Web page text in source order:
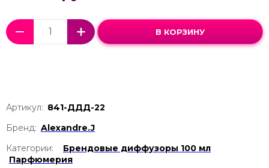
В КОРЗИНУ
Артикул: 841-ДДД-22
Бренд: Alexandre.J
Категории:
Брендовые диффузоры 100 мл
Парфюмерия